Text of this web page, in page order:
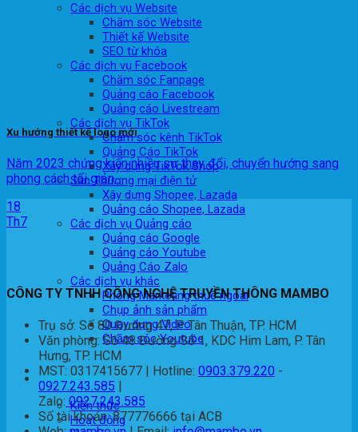
Các dịch vụ Website
Chăm sóc Website
Thiết kế Website
SEO từ khóa
Các dịch vụ Facebook
Chăm sóc Fanpage
Quảng cáo Facebook
Quảng cáo Livestream
Các dịch vụ TikTok
Chăm sóc kênh TikTok
Quảng Cáo TikTok
Xây dựng TikTok Shop
Sàn Thương mại điện tử
Xây dựng Shopee, Lazada
Quảng cáo Shopee, Lazada
Các dịch vụ Quảng cáo
Quảng cáo Google
Quảng cáo Youtube
Quảng Cáo Zalo
Các dịch vụ khác
Phòng Marketing thuê ngoài
Chụp ảnh sản phẩm
Quay dựng Video
Chăm sóc Youtube
Thông tin
Kiến thức
Hoạt động
Xu hướng thiết kế logo mới
Năm 2023 chứng kiến nhiều sự thay đổi, chuyển hướng sang
phong cách tối giản,...
18
Th7
CÔNG TY TNHH CÔNG NGHỆ TRUYỀN THÔNG MAMBO
Trụ sở: Số 80 Đường 47, P. Tân Thuận, TP. HCM
Văn phòng: Số 48 Đường Số 1, KDC Him Lam, P. Tân
Hưng, TP. HCM
MST: 0317415677 | Hotline: 0903.379.220 -
0927.243.585
Zalo: 0927.243.585
Số tài khoản: 877776666 tại ACB